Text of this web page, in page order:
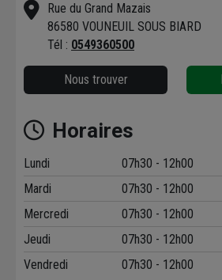
Rue du Grand Mazais
86580 VOUNEUIL SOUS BIARD
Tél : 0549360500
Nous trouver
Horaires
Lundi 07h30 - 12h00
Mardi
07h30 - 12h00
Mercredi
07h30 - 12h00
Jeudi
07h30 - 12h00
Vendredi
07h30 - 12h00